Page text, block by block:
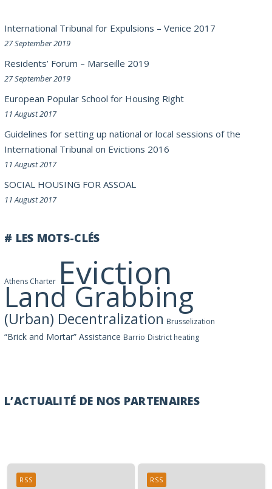
International Tribunal for Expulsions – Venice 2017
27 September 2019
Residents’ Forum – Marseille 2019
27 September 2019
European Popular School for Housing Right
11 August 2017
Guidelines for setting up national or local sessions of the
International Tribunal on Evictions 2016
11 August 2017
SOCIAL HOUSING FOR ASSOAL
11 August 2017
# LES MOTS-CLÉS
Athens Charter Eviction
Land Grabbing
(Urban) Decentralization Brusselization
“Brick and Mortar” Assistance Barrio District heating
L’ACTUALITÉ DE NOS PARTENAIRES
RSS RSS